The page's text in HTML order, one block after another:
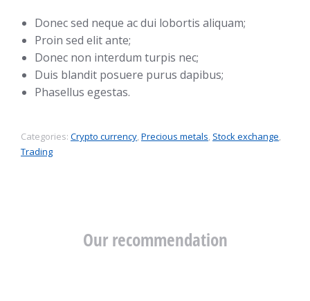
Donec sed neque ac dui lobortis aliquam;
Proin sed elit ante;
Donec non interdum turpis nec;
Duis blandit posuere purus dapibus;
Phasellus egestas.
Categories: Crypto currency, Precious metals, Stock exchange,
Trading
Our recommendation